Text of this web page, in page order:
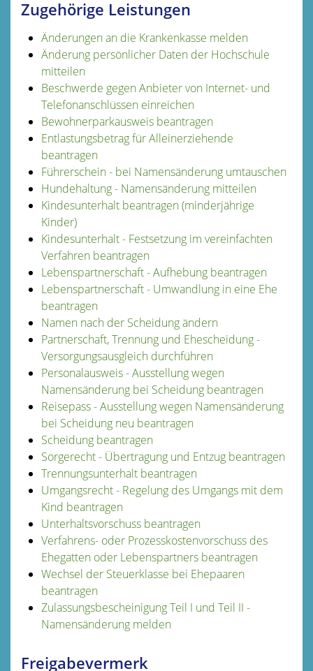
Zugehörige Leistungen
Änderungen an die Krankenkasse melden
Änderung persönlicher Daten der Hochschule
mitteilen
Beschwerde gegen Anbieter von Internet- und
Telefonanschlüssen einreichen
Bewohnerparkausweis beantragen
Entlastungsbetrag für Alleinerziehende
beantragen
Führerschein - bei Namensänderung umtauschen
Hundehaltung - Namensänderung mitteilen
Kindesunterhalt beantragen (minderjährige
Kinder)
Kindesunterhalt - Festsetzung im vereinfachten
Verfahren beantragen
Lebenspartnerschaft - Aufhebung beantragen
Lebenspartnerschaft - Umwandlung in eine Ehe
beantragen
Namen nach der Scheidung ändern
Partnerschaft, Trennung und Ehescheidung -
Versorgungsausgleich durchführen
Personalausweis - Ausstellung wegen
Namensänderung bei Scheidung beantragen
Reisepass - Ausstellung wegen Namensänderung
bei Scheidung neu beantragen
Scheidung beantragen
Sorgerecht - Übertragung und Entzug beantragen
Trennungsunterhalt beantragen
Umgangsrecht - Regelung des Umgangs mit dem
Kind beantragen
Unterhaltsvorschuss beantragen
Verfahrens- oder Prozesskostenvorschuss des
Ehegatten oder Lebenspartners beantragen
Wechsel der Steuerklasse bei Ehepaaren
beantragen
Zulassungsbescheinigung Teil I und Teil II -
Namensänderung melden
Freigabevermerk